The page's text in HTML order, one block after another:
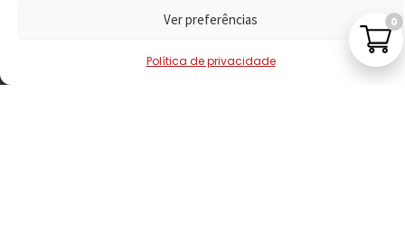
Ver preferências
Política de privacidade
0